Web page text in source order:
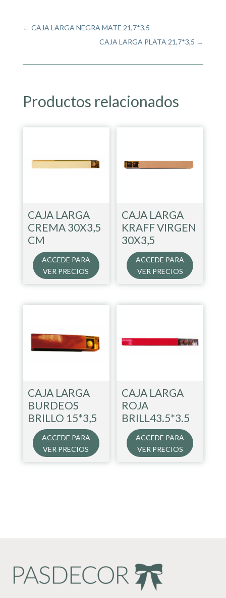
← CAJA LARGA NEGRA MATE 21,7*3,5
CAJA LARGA PLATA 21,7*3,5 →
Productos relacionados
CAJA LARGA
CREMA 30X3,5
CM
ACCEDE PARA
VER PRECIOS
CAJA LARGA
KRAFF VIRGEN
30X3,5
ACCEDE PARA
VER PRECIOS
CAJA LARGA
BURDEOS
BRILLO 15*3,5
ACCEDE PARA
VER PRECIOS
CAJA LARGA
ROJA
BRILL43.5*3.5
ACCEDE PARA
VER PRECIOS